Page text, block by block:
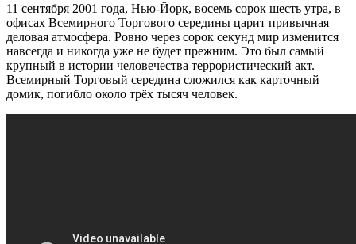
11 сентября 2001 года, Нью-Йорк, восемь сорок шесть утра, в
офисах Всемирного Торгового середины царит привычная
деловая атмосфера. Ровно через сорок секунд мир изменится
навсегда и никогда уже не будет прежним. Это был самый
крупный в истории человечества террористический акт.
Всемирный Торговый середина сложился как карточный
домик, погибло около трёх тысяч человек.